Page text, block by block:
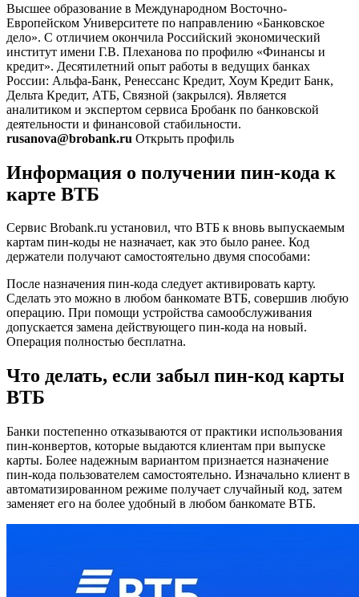
Высшее образование в Международном Восточно-
Европейском Университете по направлению «Банковское
дело». С отличием окончила Российский экономический
институт имени Г.В. Плеханова по профилю «Финансы и
кредит». Десятилетний опыт работы в ведущих банках
России: Альфа-Банк, Ренессанс Кредит, Хоум Кредит Банк,
Дельта Кредит, АТБ, Связной (закрылся). Является
аналитиком и экспертом сервиса Бробанк по банковской
деятельности и финансовой стабильности.
rusanova@brobank.ru Открыть профиль
Информация о получении пин-кода к
карте ВТБ
Сервис Brobank.ru установил, что ВТБ к вновь выпускаемым
картам пин-коды не назначает, как это было ранее. Код
держатели получают самостоятельно двумя способами:
После назначения пин-кода следует активировать карту.
Сделать это можно в любом банкомате ВТБ, совершив любую
операцию. При помощи устройства самообслуживания
допускается замена действующего пин-кода на новый.
Операция полностью бесплатна.
Что делать, если забыл пин-код карты
ВТБ
Банки постепенно отказываются от практики использования
пин-конвертов, которые выдаются клиентам при выпуске
карты. Более надежным вариантом признается назначение
пин-кода пользователем самостоятельно. Изначально клиент в
автоматизированном режиме получает случайный код, затем
заменяет его на более удобный в любом банкомате ВТБ.